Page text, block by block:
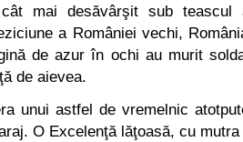
mai desăvârşit sub teascul
a României vechi,
de azur în ochi au murit
de aievea.
unui astfel de vremelnic
O Excelenţă lăţoasă, cu